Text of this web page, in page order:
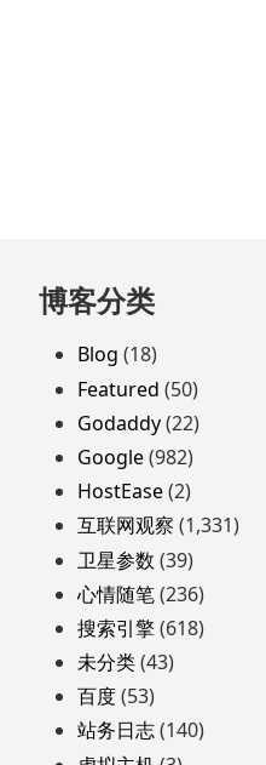
跳
至
页
脚
博客分类
Blog (18)
Featured (50)
Godaddy(22)
Google(982)
HostEase(2)
互联网观察 (1,331)
卫星参数 (39)
心情随笔(236)
搜索引擎(618)
未分类(43)
百度(53)
站务日志(140)